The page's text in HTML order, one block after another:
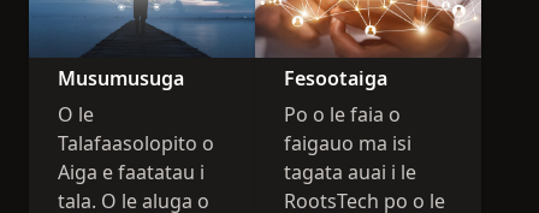
Musumusuga
O le
Talafaasolopito o
Aiga e faatatau i
tala. O le aluga o
Fesootaiga
Po o le faia o
faigauo ma isi
tagata auai i le
RootsTech po o le